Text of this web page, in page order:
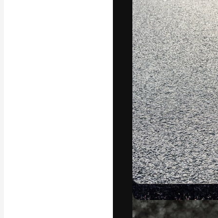
La plateforme
vos meilleurs
d’abonnés :
studios.
Français
Copyright ©